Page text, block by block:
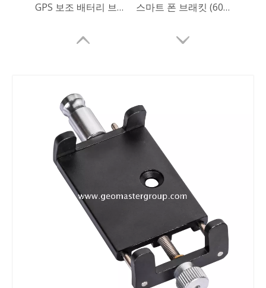
GPS 보조 배터리 브래킷(클램핑 범위: 55-100mm) 스마트 폰 브래킷 (60-90mm)